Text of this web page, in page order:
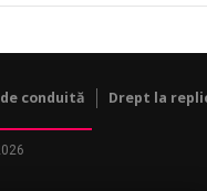
conduită Drept la